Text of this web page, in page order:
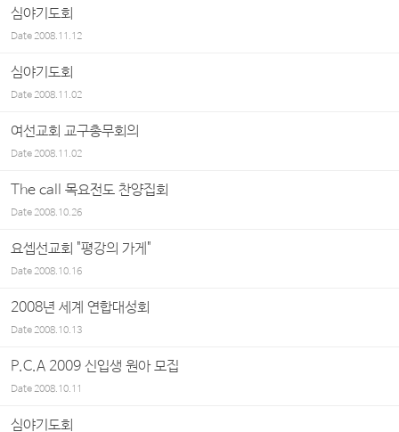
심야기도회
Date2008.11.12
심야기도회
Date2008.11.02
여선교회 교구총무회의
Date2008.11.02
The call 목요전도 찬양집회
Date2008.10.26
요셉선교회 "평강의 가게"
Date2008.10.16
2008년 세계 연합대성회
Date2008.10.13
P.C.A 2009 신입생 원아 모집
Date2008.10.11
심야기도회